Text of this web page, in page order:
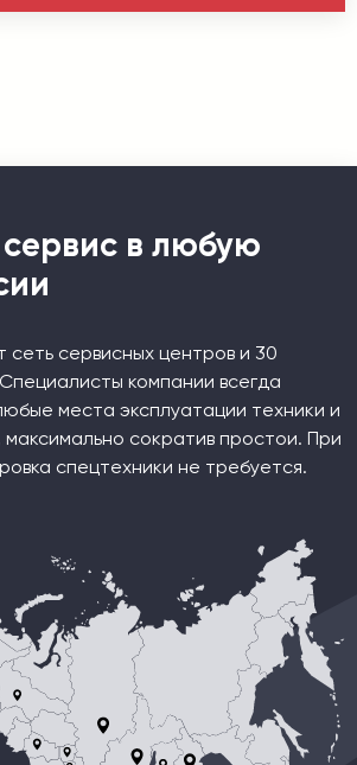
в любую
сеть сервисных центров и 30
компании всегда
места эксплуатации техники и
сократив простои. При
спецтехники не требуется.